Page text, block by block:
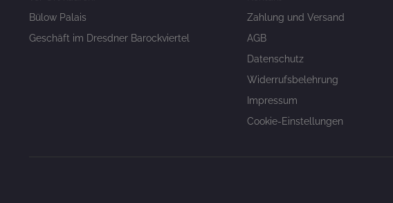
Bülow Palais
Geschäft im Dresdner Barockviertel
Zahlung und Versand
AGB
Datenschutz
Widerrufsbelehrung
Impressum
Cookie-Einstellungen